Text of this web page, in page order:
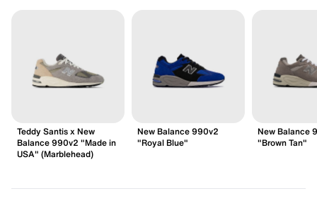
Teddy Santis x New
Balance 990v2 "Made in
USA" (Marblehead)
New Balance 990v2
"Royal Blue"
New Balance
"Brown Tan"